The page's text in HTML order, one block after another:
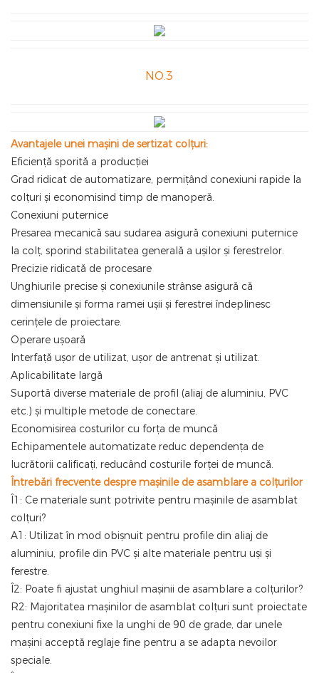
NO.3
Avantajele unei mașini de sertizat colțuri:
Eficiență sporită a producției
Grad ridicat de automatizare, permițând conexiuni rapide la
colțuri și economisind timp de manoperă.
Conexiuni puternice
Presarea mecanică sau sudarea asigură conexiuni puternice
la colț, sporind stabilitatea generală a ușilor și ferestrelor.
Precizie ridicată de procesare
Unghiurile precise și conexiunile strânse asigură că
dimensiunile și forma ramei ușii și ferestrei îndeplinesc
cerințele de proiectare.
Operare ușoară
Interfață ușor de utilizat, ușor de antrenat și utilizat.
Aplicabilitate largă
Suportă diverse materiale de profil (aliaj de aluminiu, PVC
etc.) și multiple metode de conectare.
Economisirea costurilor cu forța de muncă
Echipamentele automatizate reduc dependența de
lucrătorii calificați, reducând costurile forței de muncă.
Întrebări frecvente despre mașinile de asamblare a colțurilor
Î1: Ce materiale sunt potrivite pentru mașinile de asamblat
colțuri?
A1: Utilizat în mod obișnuit pentru profile din aliaj de
aluminiu, profile din PVC și alte materiale pentru uși și
ferestre.
Î2: Poate fi ajustat unghiul mașinii de asamblare a colțurilor?
R2: Majoritatea mașinilor de asamblat colțuri sunt proiectate
pentru conexiuni fixe la unghi de 90 de grade, dar unele
mașini acceptă reglaje fine pentru a se adapta nevoilor
speciale.